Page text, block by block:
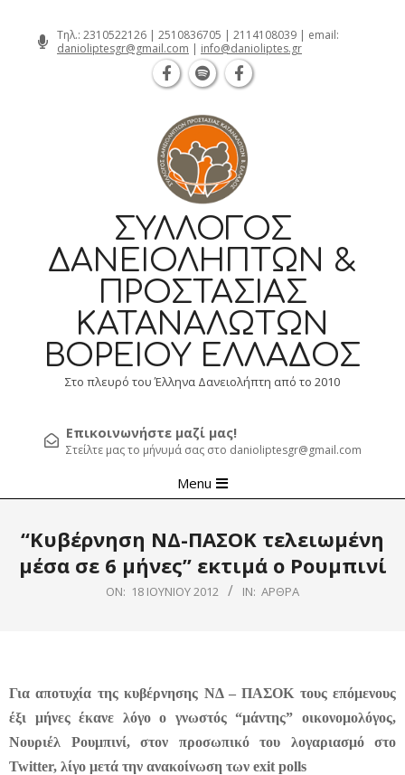
Τηλ.: 2310522126 | 2510836705 | 2114108039 | email:
danioliptesgr@gmail.com | info@danioliptes.gr
ΣΎΛΛΟΓΟΣ
ΔΑΝΕΙΟΛΗΠΤΏΝ &
ΠΡΟΣΤΑΣΊΑΣ
ΚΑΤΑΝΑΛΩΤΏΝ
ΒΟΡΕΊΟΥ ΕΛΛΆΔΟΣ
Στο πλευρό του Έλληνα Δανειολήπτη από το 2010
Επικοινωνήστε μαζί μας!
Στείλτε μας το μήνυμά σας στο danioliptesgr@gmail.com
Navigation
Menu
“Κυβέρνηση ΝΔ-ΠΑΣΟΚ τελειωμένη
μέσα σε 6 μήνες” εκτιμά ο Ρουμπινί
ON: 18 ΙΟΥΝΊΟΥ 2012 IN: ΆΡΘΡΑ
Για αποτυχία της κυβέρνησης ΝΔ – ΠΑΣΟΚ τους επόμενους
έξι μήνες έκανε λόγο ο γνωστός “μάντης” οικονομολόγος,
Νουριέλ Ρουμπινί, στον προσωπικό του λογαριασμό στο
Twitter, λίγο μετά την ανακοίνωση των exit polls